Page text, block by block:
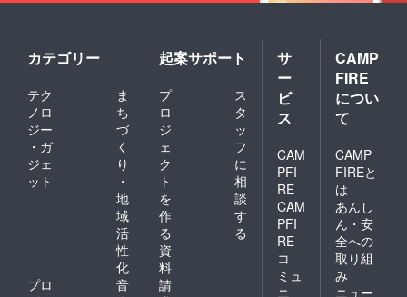
カテゴリー
テク
ノロ
ジー
・ガ
ジェ
ット
ま
ち
づ
く
り
・
地
域
活
性
化
プロ
音
起案サポート
プ
ロ
ジ
ェ
ク
ト
を
作
る
ス
タ
ッ
フ
に
相
談
す
る
資
料
請
サ
ー
ビ
ス
CAM
PFI
RE
CAM
PFI
RE
コ
ミュ
ニ
CAMP
FIRE
につい
て
CAMP
FIREと
は
あんし
ん・安
全への
取り組
み
ニュー